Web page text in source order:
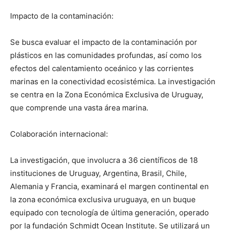
Impacto de la contaminación:
Se busca evaluar el impacto de la contaminación por
plásticos en las comunidades profundas, así como los
efectos del calentamiento oceánico y las corrientes
marinas en la conectividad ecosistémica. La investigación
se centra en la Zona Económica Exclusiva de Uruguay,
que comprende una vasta área marina.
Colaboración internacional:
La investigación, que involucra a 36 científicos de 18
instituciones de Uruguay, Argentina, Brasil, Chile,
Alemania y Francia, examinará el margen continental en
la zona económica exclusiva uruguaya, en un buque
equipado con tecnología de última generación, operado
por la fundación Schmidt Ocean Institute. Se utilizará un